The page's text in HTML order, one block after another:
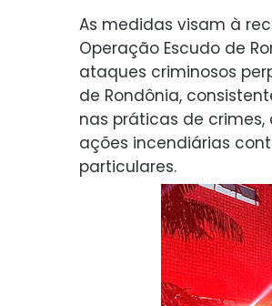
As medidas visam à
Operação Escudo de
ataques criminosos
de Rondônia,
nas práticas de
ações incendiárias
particulares.